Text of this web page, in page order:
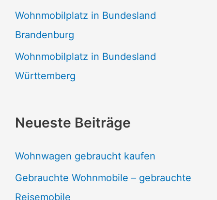
Wohnmobilplatz in Bundesland
Brandenburg
Wohnmobilplatz in Bundesland
Württemberg
Neueste Beiträge
Wohnwagen gebraucht kaufen
Gebrauchte Wohnmobile – gebrauchte
Reisemobile